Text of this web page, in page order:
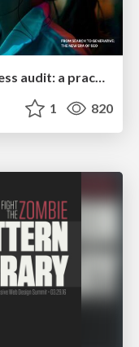
How to build an LLM SEO readiness audit: a practical framework
1 820